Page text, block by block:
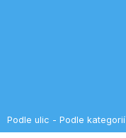
Podle ulic - Podle kategorií